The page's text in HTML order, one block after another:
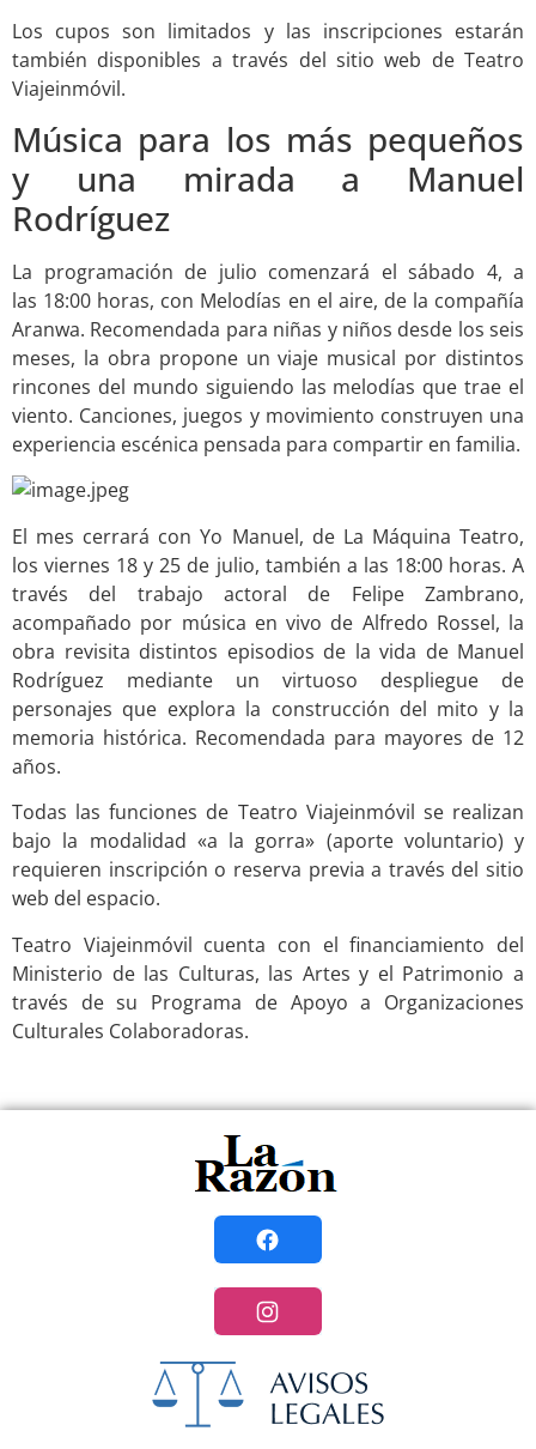
Los cupos son limitados y las inscripciones estarán
también disponibles a través del sitio web de Teatro
Viajeinmóvil.
Música para los más pequeños
y una mirada a Manuel
Rodríguez
La programación de julio comenzará el sábado 4, a
las 18:00 horas, con Melodías en el aire, de la compañía
Aranwa. Recomendada para niñas y niños desde los seis
meses, la obra propone un viaje musical por distintos
rincones del mundo siguiendo las melodías que trae el
viento. Canciones, juegos y movimiento construyen una
experiencia escénica pensada para compartir en familia.
El mes cerrará con Yo Manuel, de La Máquina Teatro,
los viernes 18 y 25 de julio, también a las 18:00 horas. A
través del trabajo actoral de Felipe Zambrano,
acompañado por música en vivo de Alfredo Rossel, la
obra revisita distintos episodios de la vida de Manuel
Rodríguez mediante un virtuoso despliegue de
personajes que explora la construcción del mito y la
memoria histórica. Recomendada para mayores de 12
años.
Todas las funciones de Teatro Viajeinmóvil se realizan
bajo la modalidad «a la gorra» (aporte voluntario) y
requieren inscripción o reserva previa a través del sitio
web del espacio.
Teatro Viajeinmóvil cuenta con el financiamiento del
Ministerio de las Culturas, las Artes y el Patrimonio a
través de su Programa de Apoyo a Organizaciones
Culturales Colaboradoras.